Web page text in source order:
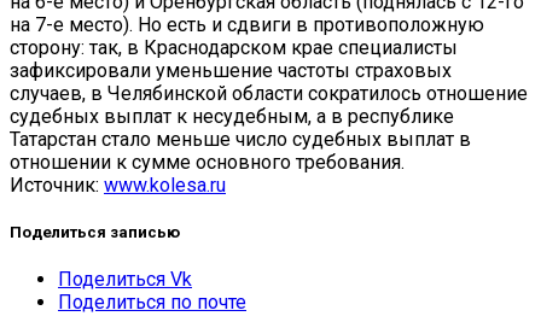
на 7-е место). Но есть и сдвиги в противоположную
сторону: так, в Краснодарском крае специалисты
зафиксировали уменьшение частоты страховых
случаев, в Челябинской области сократилось отношение
судебных выплат к несудебным, а в республике
Татарстан стало меньше число судебных выплат в
отношении к сумме основного требования.
Источник: www.kolesa.ru
Поделиться записью
Поделиться Vk
Поделиться по почте